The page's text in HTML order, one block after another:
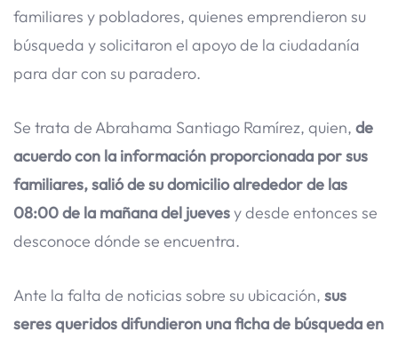
familiares y pobladores, quienes emprendieron su
búsqueda y solicitaron el apoyo de la ciudadanía
para dar con su paradero.
Se trata de Abrahama Santiago Ramírez, quien, de
acuerdo con la información proporcionada por sus
familiares, salió de su domicilio alrededor de las
08:00 de la mañana del juevesy desde entonces se
desconoce dónde se encuentra.
Ante la falta de noticias sobre su ubicación, sus
seres queridos difundieron una ficha de búsqueda en